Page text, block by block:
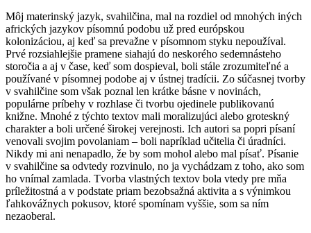
Môj materinský jazyk, svahilčina, mal na rozdiel od mnohých iných
afrických jazykov písomnú podobu už pred európskou
kolonizáciou, aj keď sa prevažne v písomnom styku nepoužíval.
Prvé rozsiahlejšie pramene siahajú do neskorého sedemnásteho
storočia a aj v čase, keď som dospieval, boli stále zrozumiteľné a
používané v písomnej podobe aj v ústnej tradícii. Zo súčasnej tvorby
v svahilčine som však poznal len krátke básne v novinách,
populárne príbehy v rozhlase či tvorbu ojedinele publikovanú
knižne. Mnohé z týchto textov mali moralizujúci alebo groteskný
charakter a boli určené širokej verejnosti. Ich autori sa popri písaní
venovali svojim povolaniam – boli napríklad učitelia či úradníci.
Nikdy mi ani nenapadlo, že by som mohol alebo mal písať. Písanie
v svahilčine sa odvtedy rozvinulo, no ja vychádzam z toho, ako som
ho vnímal zamlada. Tvorba vlastných textov bola vtedy pre mňa
príležitostná a v podstate priam bezobsažná aktivita a s výnimkou
ľahkovážnych pokusov, ktoré spomínam vyššie, som sa ním
nezaoberal.